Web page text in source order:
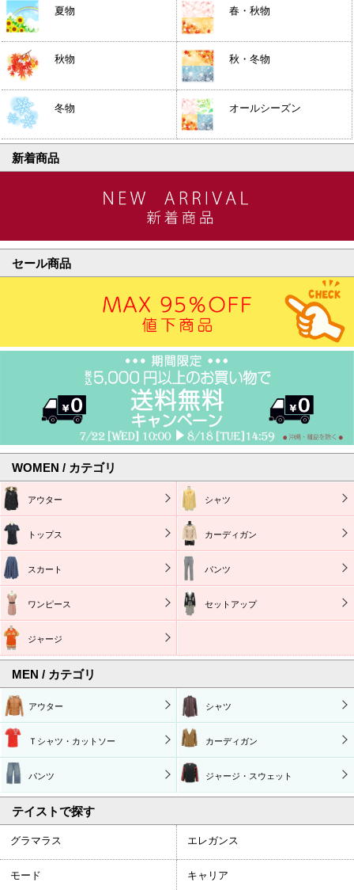
夏物 春・秋物
秋物 秋・冬物
冬物 オールシーズン
新着商品
セール商品
WOMEN / カテゴリ
アウター シャツ
トップス カーディガン
スカート パンツ
ワンピース セットアップ
ジャージ
MEN / カテゴリ
アウター シャツ
Ｔシャツ・カットソー カーディガン
パンツ ジャージ・スウェット
テイストで探す
グラマラス エレガンス
モード キャリア